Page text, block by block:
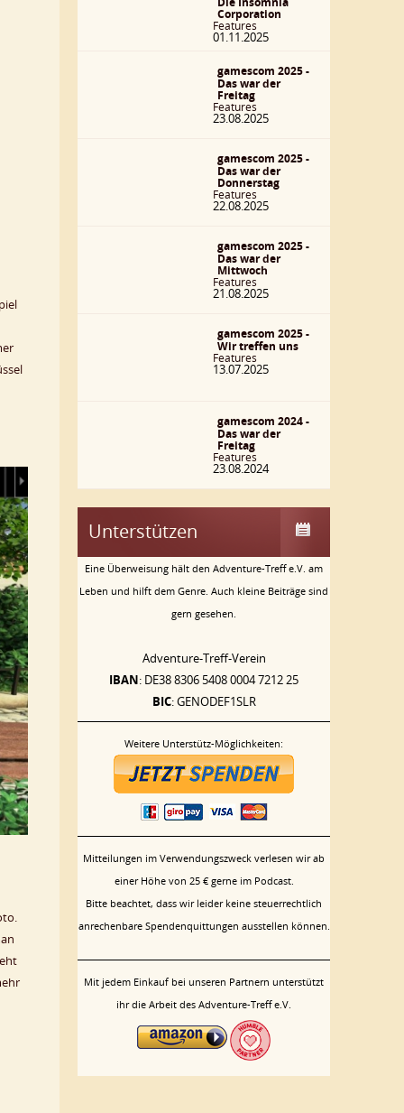
Corporation
Features
01.11.2025
gamescom 2025 -
Das war der
Freitag
Features
23.08.2025
gamescom 2025 -
Das war der
Donnerstag
Features
22.08.2025
gamescom 2025 -
Das war der
Mittwoch
Features
21.08.2025
gamescom 2025 -
Wir treffen uns
Features
13.07.2025
gamescom 2024 -
Das war der
Freitag
Features
23.08.2024
Unterstützen
Eine Überweisung hält den Adventure-Treff e.V. am
Leben und hilft dem Genre. Auch kleine Beiträge sind
gern gesehen.
Adventure-Treff-Verein
IBAN: DE38 8306 5408 0004 7212 25
BIC: GENODEF1SLR
Weitere Unterstütz-Möglichkeiten:
Mitteilungen im Verwendungszweck verlesen wir ab
einer Höhe von 25 € gerne im Podcast.
Bitte beachtet, dass wir leider keine steuerrechtlich
anrechenbare Spendenquittungen ausstellen können.
Mit jedem Einkauf bei unseren Partnern unterstützt
ihr die Arbeit des Adventure-Treff e.V.